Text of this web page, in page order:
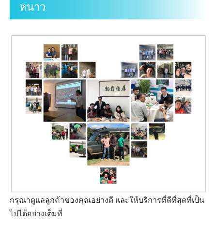
หนาว
กรุณาดูแลลูกค้าของคุณอย่างดี และให้บริการที่ดีที่สุดที่เป็น
ไปได้อย่างเต็มที่